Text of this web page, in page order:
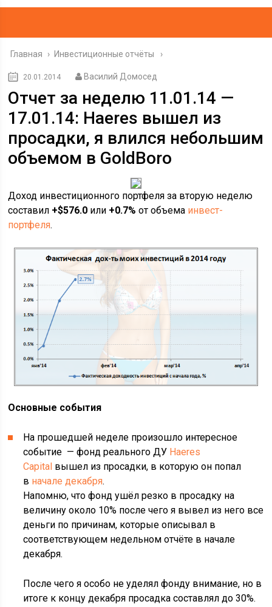
Главная › Инвестиционные отчёты
20.01.2014 Василий Домосед
Отчет за неделю 11.01.14 —
17.01.14: Haeres вышел из
просадки, я влился небольшим
объемом в GoldBoro
Доход инвестиционного портфеля за вторую неделю
составил +$576.0 или +0.7% от объема инвест-
портфеля.
Основные события
На прошедшей неделе произошло интересное
событие — фонд реального ДУ Haeres
Capital вышел из просадки, в которую он попал
в начале декабря.
Напомню, что фонд ушёл резко в просадку на
величину около 10% после чего я вывел из него все
деньги по причинам, которые описывал в
соответствующем недельном отчёте в начале
декабря.
После чего я особо не уделял фонду внимание, но в
итоге к концу декабря просадка составлял до 30%.